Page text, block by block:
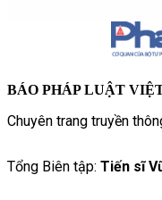
BÁO PHÁP LUẬT
Chuyên trang truyền
Tổng Biên tập: Tiến sĩ